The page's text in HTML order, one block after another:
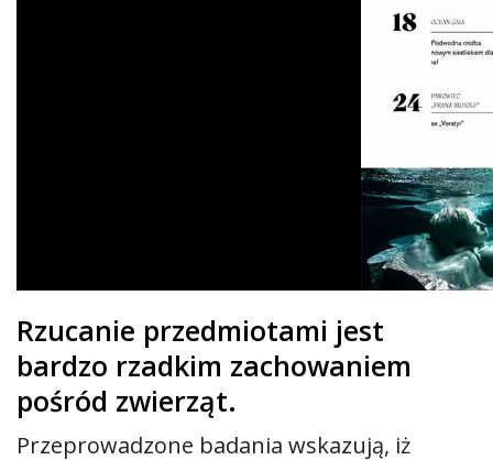
Rzucanie przedmiotami jest
bardzo rzadkim zachowaniem
pośród zwierząt.
Przeprowadzone badania wskazują, iż